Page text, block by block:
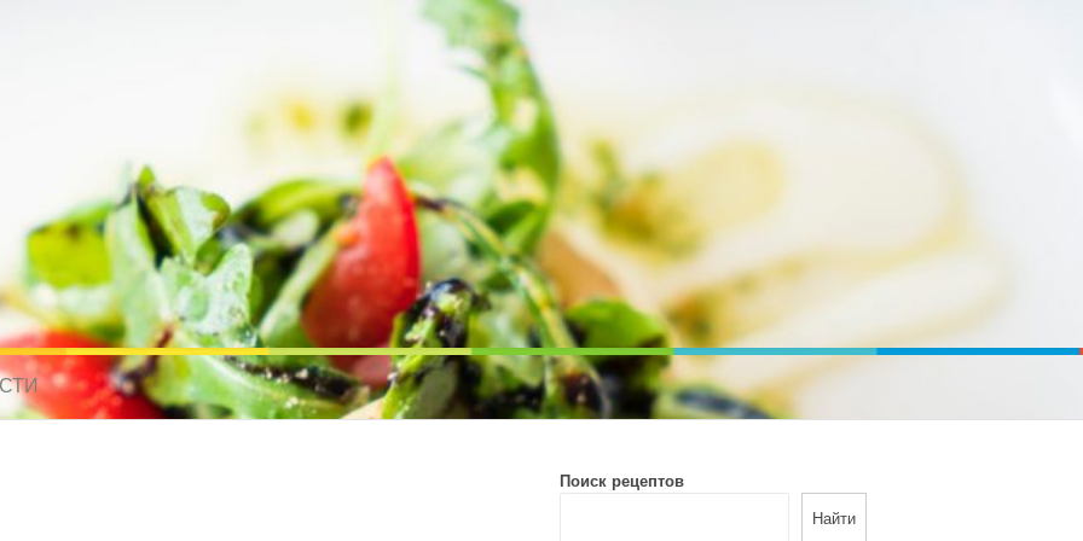
рецепты для всех
РЕЦЕПТЫ ДЛЯ МУЛЬТИВАРКИ. РЕЦЕПТЫ ДЛЯ МИКРОВОЛНОВОЙ ПЕЧИ. ДИЕТИЧЕСКОЕ ПИТАНИЕ
Поиск рецептов
Найти